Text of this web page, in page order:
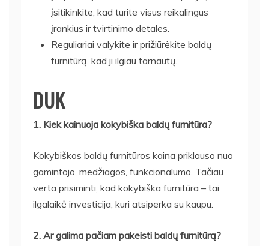
įsitikinkite, kad turite visus reikalingus
įrankius ir tvirtinimo detales.
Reguliariai valykite ir prižiūrėkite baldų
furnitūrą, kad ji ilgiau tarnautų.
DUK
1. Kiek kainuoja kokybiška baldų furnitūra?
Kokybiškos baldų furnitūros kaina priklauso nuo
gamintojo, medžiagos, funkcionalumo. Tačiau
verta prisiminti, kad kokybiška furnitūra – tai
ilgalaikė investicija, kuri atsiperka su kaupu.
2. Ar galima pačiam pakeisti baldų furnitūrą?